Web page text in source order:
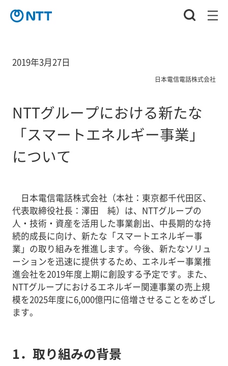
2019年3月27日
日本電信電話株式会社
NTTグループにおける新たな
「スマートエネルギー事業」
について
日本電信電話株式会社（本社：東京都千代田区、
代表取締役社長：澤田 純）は、NTTグループの
人・技術・資産を活用した事業創出、中長期的な持
続的成長に向け、新たな「スマートエネルギー事
業」の取り組みを推進します。今後、新たなソリュ
ーションを迅速に提供するため、エネルギー事業推
進会社を2019年度上期に創設する予定です。また、
NTTグループにおけるエネルギー関連事業の売上規
模を2025年度に6,000億円に倍増させることをめざし
ます。
1．取り組みの背景